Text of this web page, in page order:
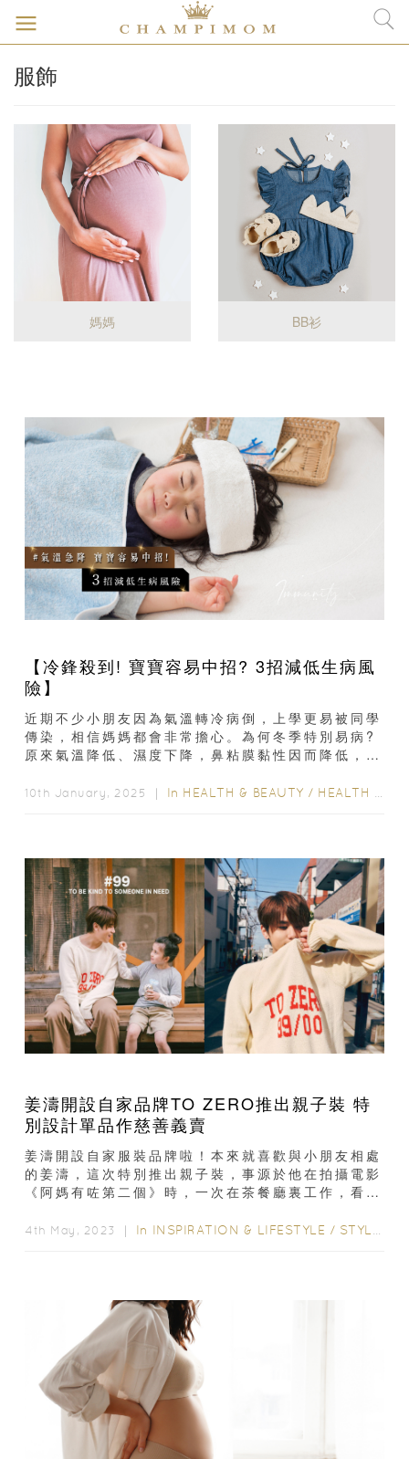
服飾
媽媽 BB衫
【冷鋒殺到! 寶寶容易中招? 3招減低生病風
險】
近期不少小朋友因為氣溫轉冷病倒，上學更易被同學
傳染，相信媽媽都會非常擔心。為何冬季特別易病?
原來氣溫降低、濕度下降，鼻粘膜黏性因而降低，作
10th January, 2025 ｜ In HEALTH & BEAUTY / HEALTH CARE
姜濤開設自家品牌TO ZERO推出親子裝 特
別設計單品作慈善義賣
姜濤開設自家服裝品牌啦！本來就喜歡與小朋友相處
的姜濤，這次特別推出親子裝，事源於他在拍攝電影
《阿媽有咗第二個》時，一次在茶餐廳裏工作，看到
了童裝系列...
4th May, 2023 ｜ In INSPIRATION & LIFESTYLE / STYLE & LIVING